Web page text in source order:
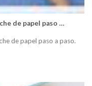
de papel paso …
de papel paso a paso.